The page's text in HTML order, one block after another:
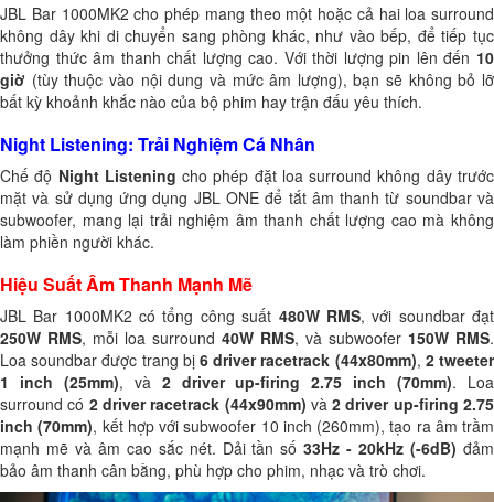
JBL Bar 1000MK2 cho phép mang theo một hoặc cả hai loa surround
không dây khi di chuyển sang phòng khác, như vào bếp, để tiếp tục
thưởng thức âm thanh chất lượng cao. Với thời lượng pin lên đến 10
giờ (tùy thuộc vào nội dung và mức âm lượng), bạn sẽ không bỏ lỡ
bất kỳ khoảnh khắc nào của bộ phim hay trận đấu yêu thích.
Night Listening: Trải Nghiệm Cá Nhân
Chế độ Night Listening cho phép đặt loa surround không dây trước
mặt và sử dụng ứng dụng JBL ONE để tắt âm thanh từ soundbar và
subwoofer, mang lại trải nghiệm âm thanh chất lượng cao mà không
làm phiền người khác.
Hiệu Suất Âm Thanh Mạnh Mẽ
JBL Bar 1000MK2 có tổng công suất 480W RMS, với soundbar đạt
250W RMS, mỗi loa surround 40W RMS, và subwoofer 150W RMS.
Loa soundbar được trang bị 6 driver racetrack (44x80mm), 2 tweeter
1 inch (25mm), và 2 driver up-firing 2.75 inch (70mm). Loa
surround có 2 driver racetrack (44x90mm) và2 driver up-firing 2.75
inch (70mm), kết hợp với subwoofer 10 inch (260mm), tạo ra âm trầm
mạnh mẽ và âm cao sắc nét. Dải tần số33Hz - 20kHz (-6dB) đảm
bảo âm thanh cân bằng, phù hợp cho phim, nhạc và trò chơi.